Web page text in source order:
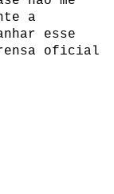
a
esse
oficial